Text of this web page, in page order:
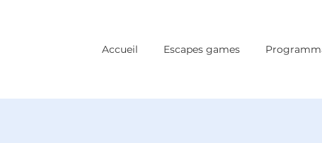
Accueil Escapes games